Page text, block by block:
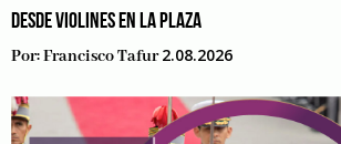
DESDE VIOLINES EN LA PLAZA
Por:Francisco Tafur 2.08.2026